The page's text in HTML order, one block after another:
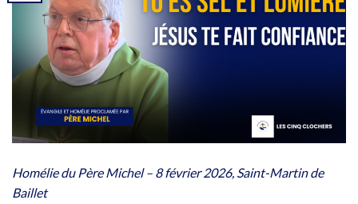
Homélie du Père Michel – 8 février 2026, Saint-Martin de
Baillet